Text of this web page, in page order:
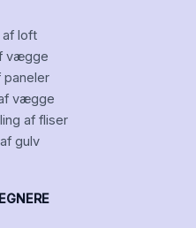
af loft
vægge
paneler
vægge
af fliser
gulv